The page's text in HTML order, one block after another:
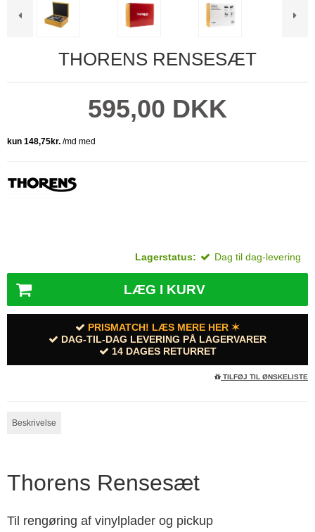
THORENS RENSESÆT
595,00 DKK
Lagerstatus: Dag til dag-levering
LÆG I KURV
PRISMATCH! LÆS MERE HER ✶
DAG-TIL-DAG LEVERING PÅ LAGERVARER
14 DAGES RETURRET
TILFØJ TIL ØNSKELISTE
Beskrivelse
Thorens Rensesæt
Til rengøring af vinylplader og pickup